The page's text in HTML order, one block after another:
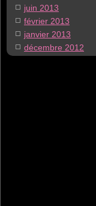
juin 2013
février 2013
janvier 2013
décembre 2012